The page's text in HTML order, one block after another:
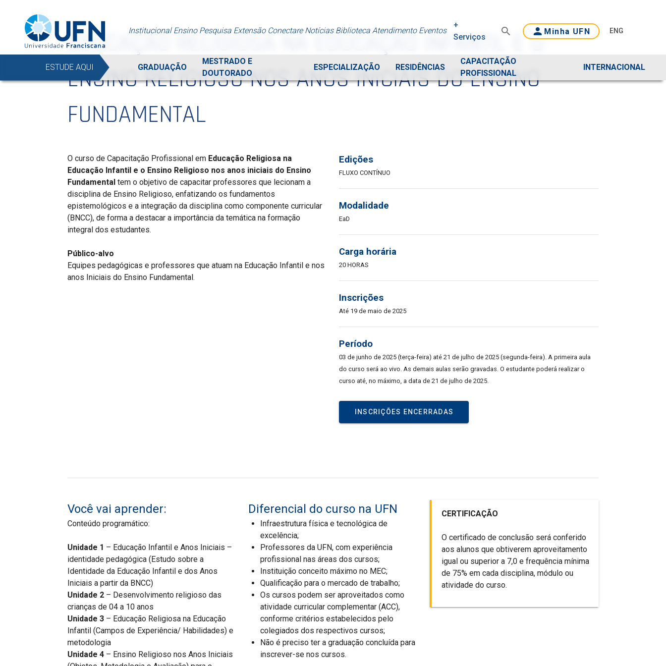
Institucional Ensino Pesquisa Extensão Conectare Notícias Biblioteca Atendimento Eventos
+
Serviços
Minha UFN ENG
ESTUDE AQUI GRADUAÇÃO
MESTRADO E
DOUTORADO
ESPECIALIZAÇÃO RESIDÊNCIAS
CAPACITAÇÃO
PROFISSIONAL
INTERNACIONAL
EDUCAÇÃO RELIGIOSA NA EDUCAÇÃO INFANTIL E O
ENSINO RELIGIOSO NOS ANOS INICIAIS DO ENSINO
FUNDAMENTAL
O curso de Capacitação Profissional em Educação Religiosa na
Educação Infantil e o Ensino Religioso nos anos iniciais do Ensino
Fundamental tem o objetivo de capacitar professores que lecionam a
disciplina de Ensino Religioso, enfatizando os fundamentos
epistemológicos e a integração da disciplina como componente curricular
(BNCC), de forma a destacar a importância da temática na formação
integral dos estudantes.
Público-alvo
Equipes pedagógicas e professores que atuam na Educação Infantil e nos
anos Iniciais do Ensino Fundamental.
Edições
FLUXO CONTÍNUO
Modalidade
EaD
Carga horária
20 HORAS
Inscrições
Até 19 de maio de 2025
Período
03 de junho de 2025 (terça-feira) até 21 de julho de 2025 (segunda-feira). A primeira aula
do curso será ao vivo. As demais aulas serão gravadas. O estudante poderá realizar o
curso até, no máximo, a data de 21 de julho de 2025.
INSCRIÇÕES ENCERRADAS
Você vai aprender:
Conteúdo programático:
Unidade 1 – Educação Infantil e Anos Iniciais –
identidade pedagógica (Estudo sobre a
Identidade da Educação Infantil e dos Anos
Iniciais a partir da BNCC)
Unidade 2 – Desenvolvimento religioso das
crianças de 04 a 10 anos
Unidade 3 – Educação Religiosa na Educação
Infantil (Campos de Experiência/ Habilidades) e
metodologia
Unidade 4 – Ensino Religioso nos Anos Iniciais
Diferencial do curso na UFN
Infraestrutura física e tecnológica de
excelência;
Professores da UFN, com experiência
profissional nas áreas dos cursos;
Instituição conceito máximo no MEC;
Qualificação para o mercado de trabalho;
Os cursos podem ser aproveitados como
atividade curricular complementar (ACC),
conforme critérios estabelecidos pelo
colegiados dos respectivos cursos;
Não é preciso ter a graduação concluída para
inscrever-se nos cursos.
CERTIFICAÇÃO
O certificado de conclusão será conferido
aos alunos que obtiverem aproveitamento
igual ou superior a 7,0 e frequência mínima
de 75% em cada disciplina, módulo ou
atividade do curso.